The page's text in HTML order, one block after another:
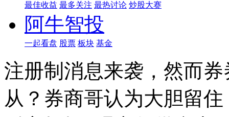
最佳收益 最多关注 最热讨论 炒股大赛
阿牛智投
一起看盘 股票 板块 基金
注册制消息来袭，然而
从？券商哥认为大胆留